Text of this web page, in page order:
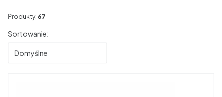
Produkty: 67
Lista produktów
Sortowanie:
Domyślne